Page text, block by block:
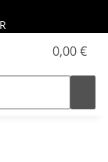
0,00 €